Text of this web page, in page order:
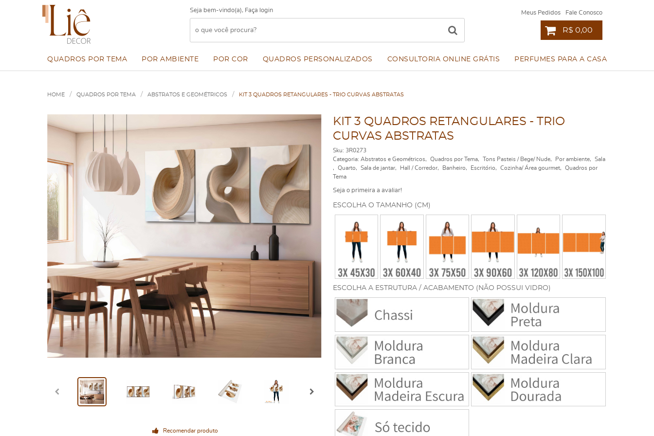
Seja bem-vindo(a), Faça login Meus Pedidos Fale Conosco
R$ 0,00
QUADROS POR TEMA POR AMBIENTE POR COR QUADROS PERSONALIZADOS CONSULTORIA ONLINE GRÁTIS PERFUMES PARA A CASA
HOME QUADROS POR TEMA ABSTRATOS E GEOMÉTRICOS KIT 3 QUADROS RETANGULARES - TRIO CURVAS ABSTRATAS
Recomendar produto
KIT 3 QUADROS RETANGULARES - TRIO
CURVAS ABSTRATAS
Sku: 3R0273
Categoria: Abstratos e Geométricos Quadros por Tema Tons Pasteis / Bege/ Nude Por ambiente
Sala
Quarto
Sala de jantar Hall / Corredor Banheiro Escritório Cozinha/ Área gourmet
Quadros por
Tema
Seja o primeira a avaliar!
ESCOLHA A ESTRUTURA / ACABAMENTO (NÃO POSSUI VIDRO)
ESCOLHA O TAMANHO (CM)